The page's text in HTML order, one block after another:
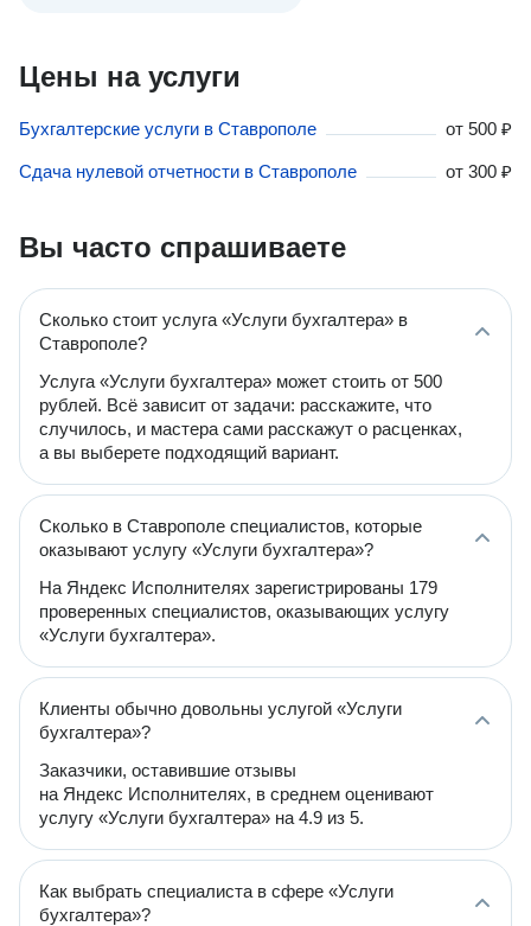
Цены на услуги
Бухгалтерские услуги в Ставрополе от 500 ₽
Сдача нулевой отчетности в Ставрополе от 300 ₽
Вы часто спрашиваете
Сколько стоит услуга «Услуги бухгалтера» в
Ставрополе?
Услуга «Услуги бухгалтера» может стоить от 500
рублей. Всё зависит от задачи: расскажите, что
случилось, и мастера сами расскажут о расценках,
а вы выберете подходящий вариант.
Сколько в Ставрополе специалистов, которые
оказывают услугу «Услуги бухгалтера»?
На Яндекс Исполнителях зарегистрированы 179
проверенных специалистов, оказывающих услугу
«Услуги бухгалтера».
Клиенты обычно довольны услугой «Услуги
бухгалтера»?
Заказчики, оставившие отзывы
на Яндекс Исполнителях, в среднем оценивают
услугу «Услуги бухгалтера» на 4.9 из 5.
Как выбрать специалиста в сфере «Услуги
бухгалтера»?